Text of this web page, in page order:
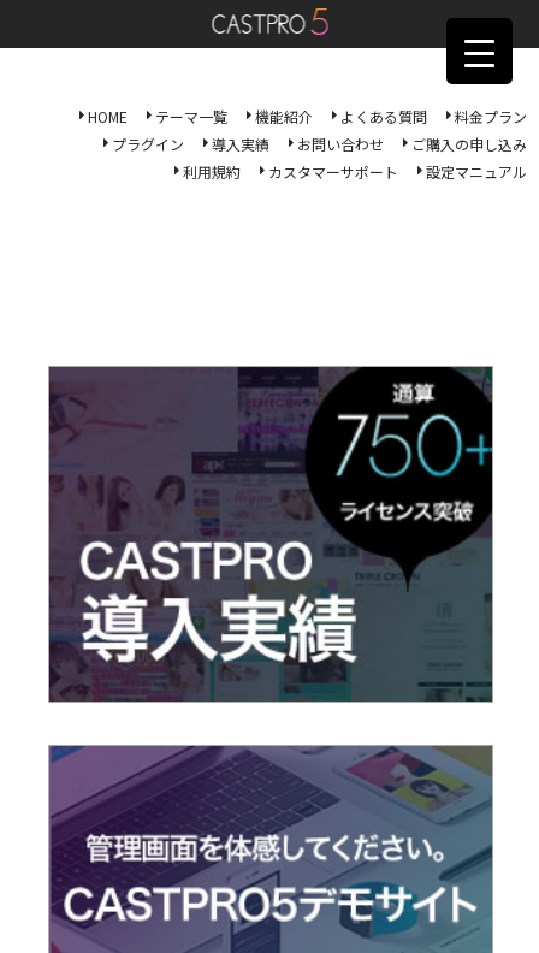
HOME テーマ一覧 機能紹介 よくある質問
料金プラン
プラグイン
導入実績 お問い合わせ
ご購入の申し込み
利用規約
カスタマーサポート 設定マニュアル